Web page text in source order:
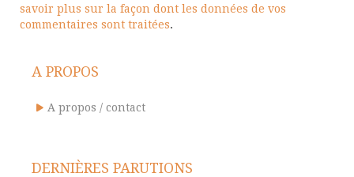
savoir plus sur la façon dont les données de vos
commentaires sont traitées.
A PROPOS
A propos / contact
DERNIÈRES PARUTIONS